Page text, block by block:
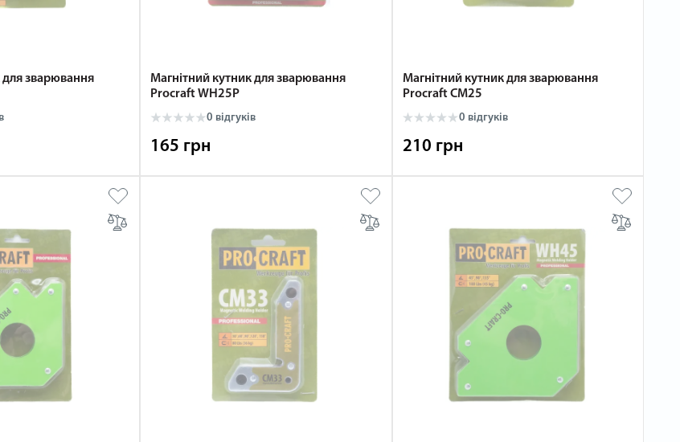
для зварювання
Магнітний кутник для зварювання
Procraft WH25P
0 відгуків
165 грн
Магнітний кутник для зварювання
Procraft CM25
0 відгуків
210 грн